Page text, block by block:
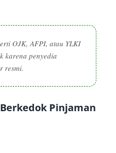
OJK, AFPI, atau YLKI
karena penyedia
resmi.
Pinjaman